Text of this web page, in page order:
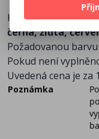
Kočičí držáky
černá, žlutá,
Požadovanou
Pokud není
Uvedená cena je za
Poznámka